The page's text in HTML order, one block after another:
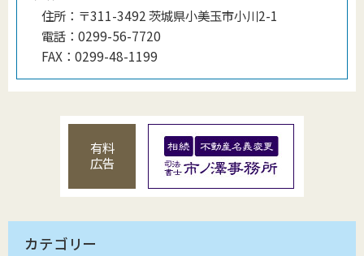
住所： 〒311-3492 茨城県小美玉市小川2-1
電話： 0299-56-7720
FAX： 0299-48-1199
有料
広告
カテゴリー